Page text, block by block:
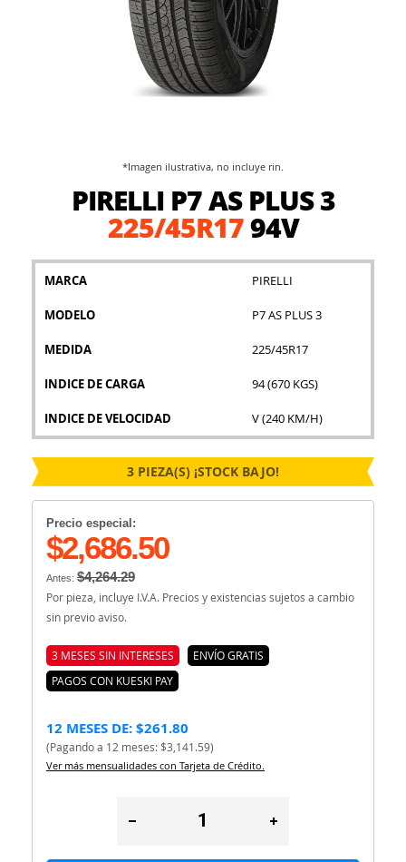
PIRELLI P7 AS PLUS 3
225/45R1794V
MARCA PIRELLI
MODELO P7 AS PLUS 3
MEDIDA 225/45R17
INDICE DE CARGA 94 (670 KGS)
INDICE DE VELOCIDAD V (240 KM/H)
3 PIEZA(S) ¡STOCK BAJO!
Precio especial:
$2,686.50
Antes: $4,264.29
Por pieza, incluye I.V.A. Precios y existencias sujetos a cambio
sin previo aviso.
3 MESES SIN INTERESES
ENVÍO GRATIS
PAGOS CON KUESKI PAY
12 MESES DE: $261.80
(Pagando a 12 meses: $3,141.59)
Ver más mensualidades con Tarjeta de Crédito.
*Imagen ilustrativa, no incluye rin.
galería
imágenes